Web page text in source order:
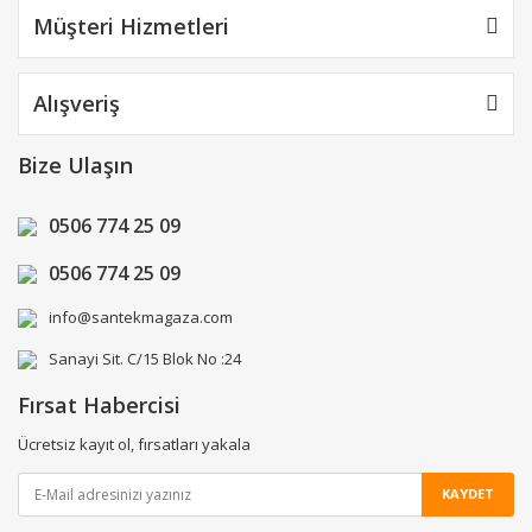
Müşteri Hizmetleri
Alışveriş
Bize Ulaşın
0506 774 25 09
0506 774 25 09
info@santekmagaza.com
Sanayi Sit. C/15 Blok No :24
Fırsat Habercisi
Ücretsiz kayıt ol, fırsatları yakala
KAYDET